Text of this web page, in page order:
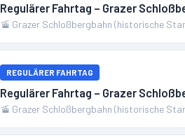
Regulärer Fahrtag – Grazer
🚡 Grazer Schloßbergbahn (historische
REGULÄRER FAHRTAG
Regulärer Fahrtag – Grazer
🚡 Grazer Schloßbergbahn (historische